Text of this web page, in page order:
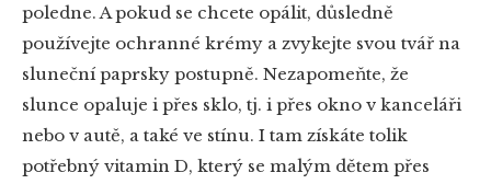
poledne. A pokud se chcete opálit, důsledně
používejte ochranné krémy a zvykejte svou tvář na
sluneční paprsky postupně. Nezapomeňte, že
slunce opaluje i přes sklo, tj. i přes okno v kanceláři
nebo v autě, a také ve stínu. I tam získáte tolik
potřebný vitamin D, který se malým dětem přes